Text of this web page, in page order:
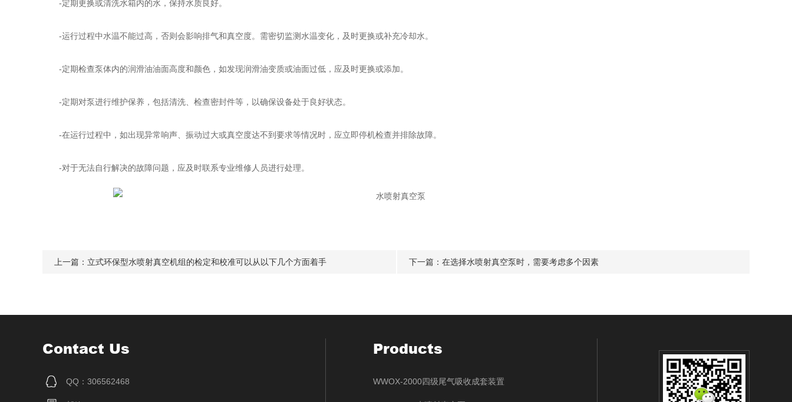
-定期更换或清洗水箱内的水，保持水质良好。
-运行过程中水温不能过高，否则会影响排气和真空度。需密切监测水温变化，及时更换或补充冷却水。
-定期检查泵体内的润滑油油面高度和颜色，如发现润滑油变质或油面过低，应及时更换或添加。
-定期对泵进行维护保养，包括清洗、检查密封件等，以确保设备处于良好状态。
-在运行过程中，如出现异常响声、振动过大或真空度达不到要求等情况时，应立即停机检查并排除故障。
-对于无法自行解决的故障问题，应及时联系专业维修人员进行处理。
上一篇： 立式环保型水喷射真空机组的检定和校准可以从以下几个方面着手 下一篇： 在选择水喷射真空泵时，需要考虑多个因素
Contact Us
QQ：306562468
Products
WWOX-2000四级尾气吸收成套装置